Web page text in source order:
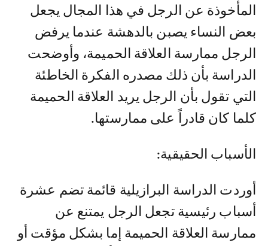
المأخوذة عن الرجل في هذا المجال يجعل
بعض النساء يصبن بالدهشة عندما يرفض
الرجل ممارسة العلاقة الحميمة، وأوضحت
الدراسة بأن ذلك مصدره الفكرة الخاطئة
التي تقول بأن الرجل يريد العلاقة الحميمة
كلما كان قادراً على ممارستها.
الأسباب الحقيقية:
أوردت الدراسة البرازيلية قائمة تضم عشرة
أسباب رئيسية تجعل الرجل يمتنع عن
ممارسة العلاقة الحميمة إما بشكل مؤقت أو